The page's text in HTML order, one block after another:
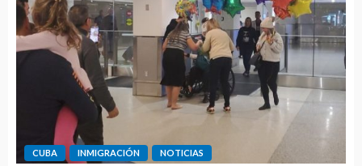
CUBA INMIGRACIÓN NOTICIAS